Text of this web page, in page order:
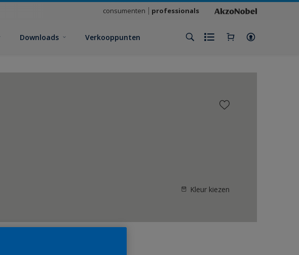
consumenten professionals
Downloads Verkooppunten
Kleur kiezen